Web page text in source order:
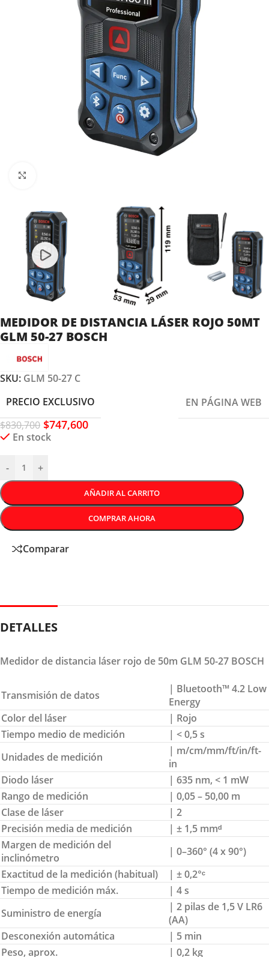
MEDIDOR DE DISTANCIA LÁSER ROJO 50MT
GLM 50-27 BOSCH
SKU: GLM 50-27 C
PRECIO EXCLUSIVO
EN PÁGINA WEB
$830,700 $747,600
En stock
- +
AÑADIR AL CARRITO
COMPRAR AHORA
Comparar
DETALLES
Medidor de distancia láser rojo de 50m GLM 50-27 BOSCH
Transmisión de datos
| Bluetooth™ 4.2 Low
Energy
Color del láser
| Rojo
Tiempo medio de medición
| < 0,5 s
Unidades de medición
| m/cm/mm/ft/in/ft-
in
Diodo láser
| 635 nm, < 1 mW
Rango de medición
| 0,05 – 50,00 m
Clase de láser
| 2
Precisión media de medición
| ± 1,5 mmᵈ
Margen de medición del
inclinómetro
| 0–360° (4 x 90°)
Exactitud de la medición (habitual)
| ± 0,2°ᶜ
Tiempo de medición máx.
| 4 s
Suministro de energía
| 2 pilas de 1,5 V LR6
(AA)
Desconexión automática
| 5 min
Peso, aprox.
| 0,2 kg